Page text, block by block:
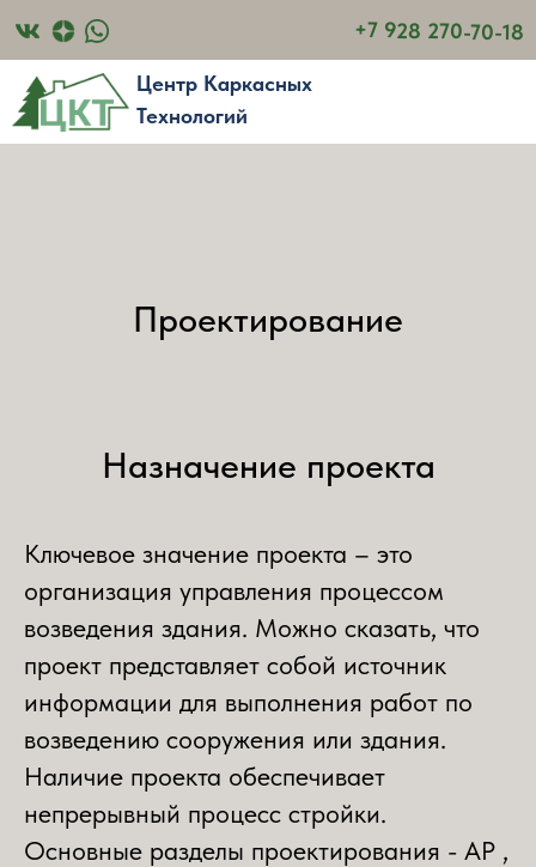
+7 928 270-70-18
Центр Каркасных
Технологий
Проектирование
Назначение проекта
Ключевое значение проекта – это
организация управления процессом
возведения здания. Можно сказать, что
проект представляет собой источник
информации для выполнения работ по
возведению сооружения или здания.
Наличие проекта обеспечивает
непрерывный процесс стройки.
Основные разделы проектирования - АР ,